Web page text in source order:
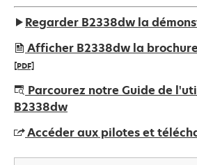
Regarder B2338dw la
Afficher B2338dw la
[PDF]
s’ouvre
dans
nouvel
onglet
Parcourez notre Guide de
B2338dw
Accéder aux pilotes et
s’ouvre